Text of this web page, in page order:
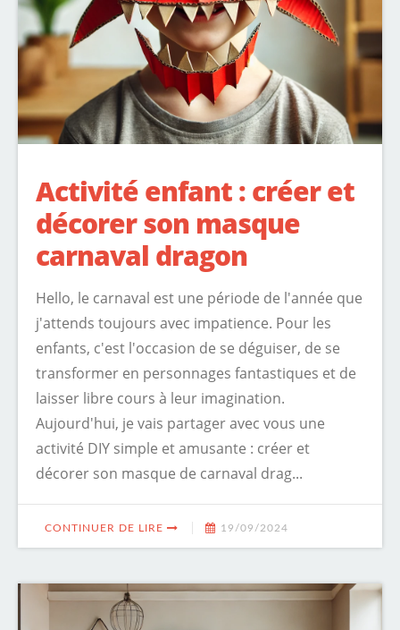
Activité enfant : créer et
décorer son masque
carnaval dragon
Hello, le carnaval est une période de l'année que
j'attends toujours avec impatience. Pour les
enfants, c'est l'occasion de se déguiser, de se
transformer en personnages fantastiques et de
laisser libre cours à leur imagination.
Aujourd'hui, je vais partager avec vous une
activité DIY simple et amusante : créer et
décorer son masque de carnaval drag...
CONTINUER DE LIRE 19/09/2024